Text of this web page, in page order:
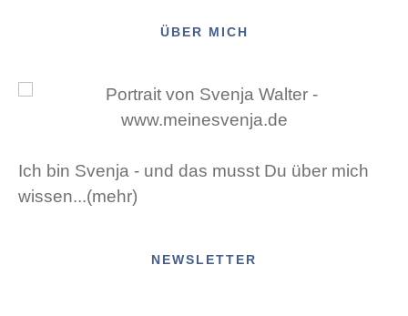
ÜBER MICH
Ich bin Svenja - und das musst Du über mich
wissen...(mehr)
NEWSLETTER